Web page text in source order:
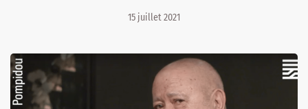
15 juillet 2021